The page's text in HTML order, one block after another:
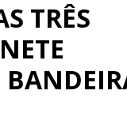
TRÊS